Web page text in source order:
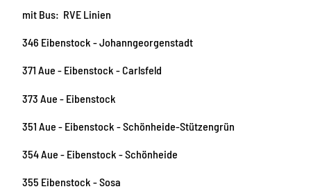
mit Bus: RVE Linien
346 Eibenstock - Johanngeorgenstadt
371 Aue - Eibenstock - Carlsfeld
373 Aue - Eibenstock
351 Aue - Eibenstock - Schönheide-Stützengrün
354 Aue - Eibenstock - Schönheide
355 Eibenstock - Sosa